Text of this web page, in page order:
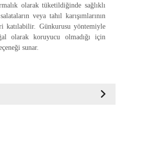
olarak tüketildiğinde sağlıklı
veya tahıl karışımlarının
katılabilir. Günkurusu yöntemiyle
olarak koruyucu olmadığı için
sunar.